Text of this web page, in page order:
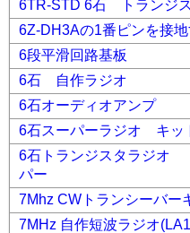
6TR-STD 6石 トランジ
6Z-DH3Aの1番ピンを接
6段平滑回路基板
6石 自作ラジオ
6石オーディオアンプ
6石スーパーラジオ キ
6石トランジスタラジ
パー
7Mhz CWトランシーバ
7MHz 自作短波ラジオ